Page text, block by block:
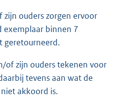
zijn ouders zorgen ervoor
exemplaar binnen 7
geretourneerd.
of zijn ouders tekenen voor
tevens aan wat de
akkoord is.